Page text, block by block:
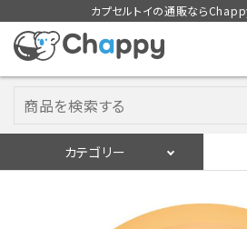
カプセルトイの通販ならChappy
カテゴリー